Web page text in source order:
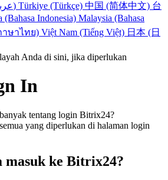
UAE (عربي) Türkiye (Türkçe) 中国 (简体中文) 台
(Bahasa Indonesia) Malaysia (Bahasa
าษาไทย) Việt Nam (Tiếng Việt) 日本 (日
Anda di sini, jika diperlukan
In
tentang login Bitrix24?
yang diperlukan di halaman login
masuk ke Bitrix24?